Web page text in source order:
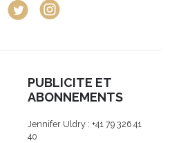
PUBLICITE ET
ABONNEMENTS
Jennifer Uldry : +41 79 326 41
40